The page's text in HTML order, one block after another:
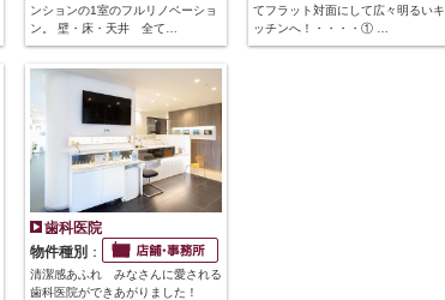
ンションの1室のフルリノベーショ
ン。 壁・床・天井 全て…
てフラット対面にして広々明るいキ
ッチンへ！・・・・① …
歯科医院
物件種別 ：
清潔感あふれ みなさんに愛される
歯科医院ができあがりました！